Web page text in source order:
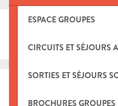
ESPACE GROUPES
CIRCUITS ET SÉJOURS
SORTIES ET SÉJOURS
BROCHURES GROUPES